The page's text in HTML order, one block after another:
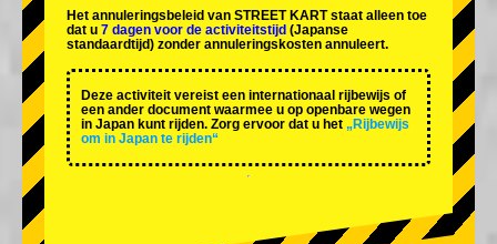
Het annuleringsbeleid van STREET KART staat alleen toe
dat u 7 dagen voor de activiteitstijd (Japanse
standaardtijd) zonder annuleringskosten annuleert.
Deze activiteit vereist een internationaal rijbewijs of
een ander document waarmee u op openbare wegen
in Japan kunt rijden. Zorg ervoor dat u het „Rijbewijs
om in Japan te rijden“